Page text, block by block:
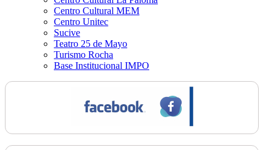
Centro Cultural MEM
Centro Unitec
Sucive
Teatro 25 de Mayo
Turismo Rocha
Base Institucional IMPO